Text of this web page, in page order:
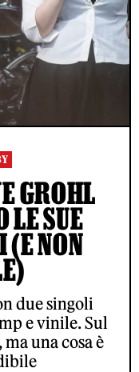
GROHL
LE SUE
(E NON
due singoli
e vinile. Sul
una cosa è